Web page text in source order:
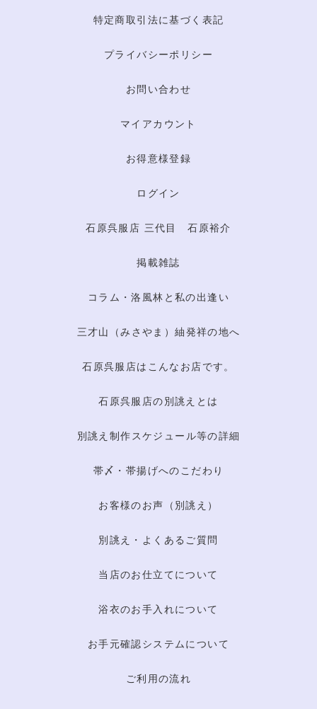
特定商取引法に基づく表記
プライバシーポリシー
お問い合わせ
マイアカウント
お得意様登録
ログイン
石原呉服店 三代目 石原裕介
掲載雑誌
コラム・洛風林と私の出逢い
三才山（みさやま）紬発祥の地へ
石原呉服店はこんなお店です。
石原呉服店の別誂えとは
別誂え制作スケジュール等の詳細
帯〆・帯揚げへのこだわり
お客様のお声（別誂え）
別誂え・よくあるご質問
当店のお仕立てについて
浴衣のお手入れについて
お手元確認システムについて
ご利用の流れ